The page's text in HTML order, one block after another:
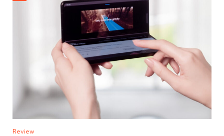
Review